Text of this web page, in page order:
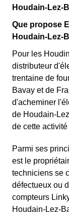
Houdain-Lez-
Que propose
Houdain-Lez-
Pour les
distributeur
trentaine de
Bavay et de
d'acheminer
de Houdain-
de cette
Parmi ses
est le
techniciens se
défectueux ou
compteurs
Houdain-Lez-